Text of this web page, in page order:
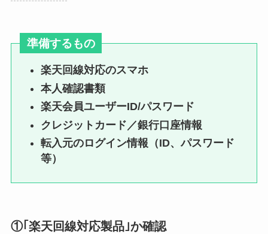
準備するもの
楽天回線対応のスマホ
本人確認書類
楽天会員ユーザーID/パスワード
クレジットカード／銀行口座情報
転入元のログイン情報（ID、パスワード
等）
①｢楽天回線対応製品｣か確認